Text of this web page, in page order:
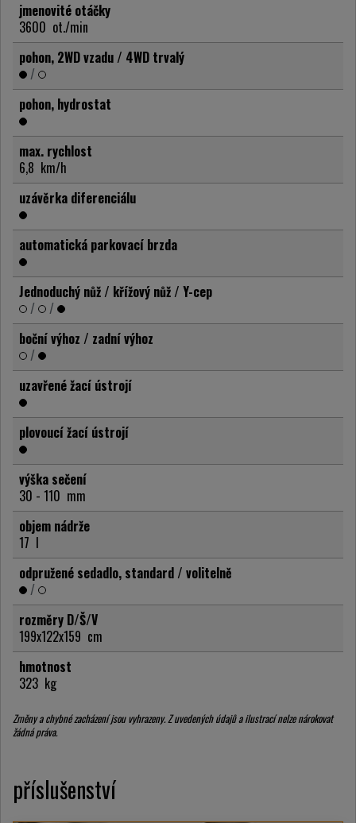
jmenovité otáčky
3600 ot./min
pohon, 2WD vzadu / 4WD trvalý
/
pohon, hydrostat
max. rychlost
6,8 km/h
uzávěrka diferenciálu
automatická parkovací brzda
Jednoduchý nůž / křížový nůž / Y-cep
/
/
boční výhoz / zadní výhoz
/
uzavřené žací ústrojí
plovoucí žací ústrojí
výška sečení
30 - 110 mm
objem nádrže
17 l
odpružené sedadlo, standard / volitelně
/
rozměry D/Š/V
199x122x159 cm
hmotnost
323 kg
Změny a chybné zacházení jsou vyhrazeny. Z uvedených údajů a ilustrací nelze nárokovat
žádná práva.
příslušenství